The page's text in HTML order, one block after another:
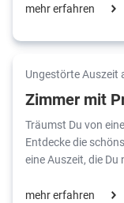
mehr erfahren
Ungestörte Auszeit
Zimmer mit
Träumst Du von
Entdecke die
eine Auszeit, die
mehr erfahren